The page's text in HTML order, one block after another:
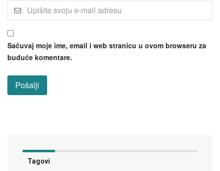
Sačuvaj moje ime, email i web stranicu u ovom browseru za
buduće komentare.
Tagovi